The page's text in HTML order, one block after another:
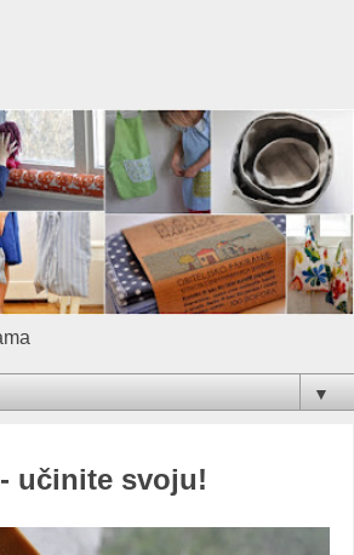
▼
učinite svoju!